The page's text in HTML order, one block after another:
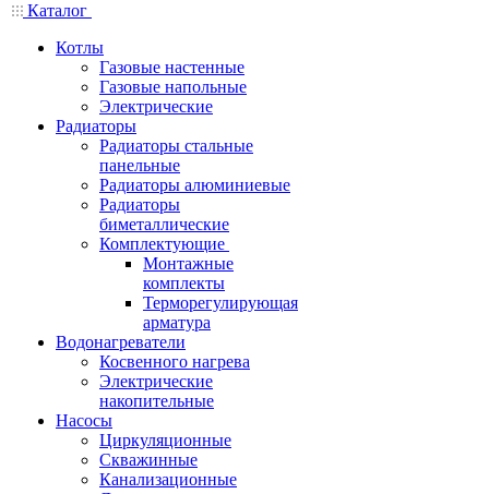
Каталог
Котлы
Газовые настенные
Газовые напольные
Электрические
Радиаторы
Радиаторы стальные
панельные
Радиаторы алюминиевые
Радиаторы
биметаллические
Комплектующие
Монтажные
комплекты
Терморегулирующая
арматура
Водонагреватели
Косвенного нагрева
Электрические
накопительные
Насосы
Циркуляционные
Скважинные
Канализационные